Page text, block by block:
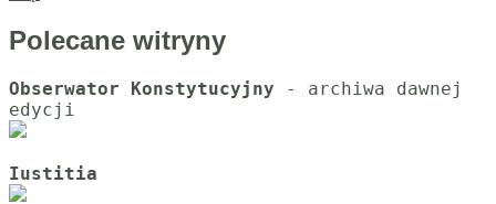
Polecane witryny
Obserwator Konstytucyjny - archiwa dawnej
Iustitia